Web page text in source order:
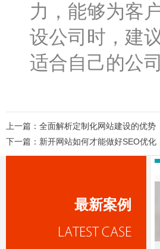
力，能够为客
设公司时，建
适合自己的公
上一篇： 全面解析定制化网站建设的优势
下一篇： 新开网站如何才能做好SEO优化
最新案例